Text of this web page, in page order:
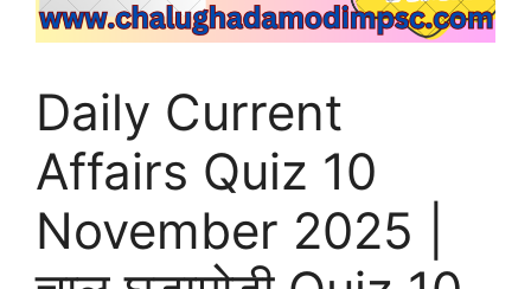
Daily Current
Affairs Quiz 10
November 2025 |